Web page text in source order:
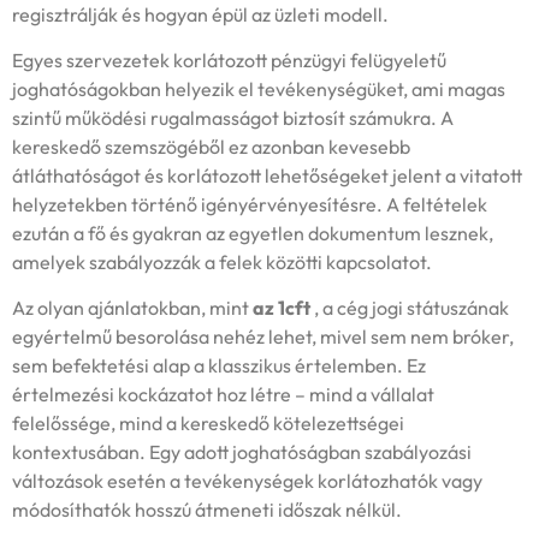
regisztrálják és hogyan épül az üzleti modell.
Egyes szervezetek korlátozott pénzügyi felügyeletű
joghatóságokban helyezik el tevékenységüket, ami magas
szintű működési rugalmasságot biztosít számukra. A
kereskedő szemszögéből ez azonban kevesebb
átláthatóságot és korlátozott lehetőségeket jelent a vitatott
helyzetekben történő igényérvényesítésre. A feltételek
ezután a fő és gyakran az egyetlen dokumentum lesznek,
amelyek szabályozzák a felek közötti kapcsolatot.
Az olyan ajánlatokban, mintaz 1cft , a cég jogi státuszának
egyértelmű besorolása nehéz lehet, mivel sem nem bróker,
sem befektetési alap a klasszikus értelemben. Ez
értelmezési kockázatot hoz létre – mind a vállalat
felelőssége, mind a kereskedő kötelezettségei
kontextusában. Egy adott joghatóságban szabályozási
változások esetén a tevékenységek korlátozhatók vagy
módosíthatók hosszú átmeneti időszak nélkül.